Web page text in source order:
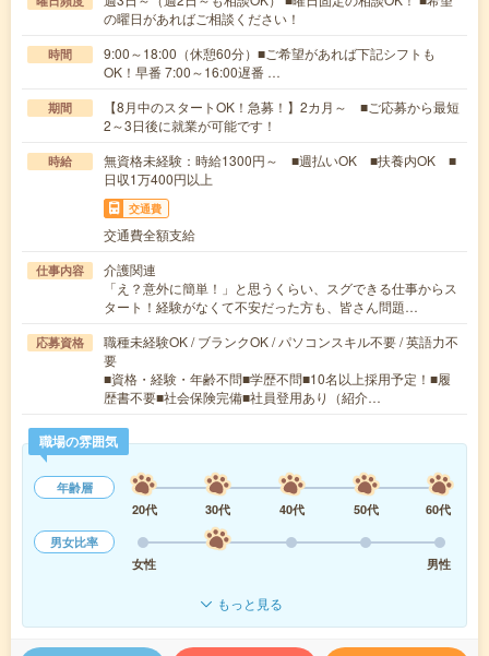
の曜日があればご相談ください！
時間
9:00～18:00（休憩60分）■ご希望があれば下記シフトも
OK！早番 7:00～16:00遅番 …
期間
【8月中のスタートOK！急募！】2カ月～ ■ご応募から最短
2～3日後に就業が可能です！
時給
無資格未経験：時給1300円～ ■週払いOK ■扶養内OK ■
日収1万400円以上
交通費
交通費全額支給
仕事内容
介護関連
「え？意外に簡単！」と思うくらい、スグできる仕事からス
タート！経験がなくて不安だった方も、皆さん問題…
応募資格
職種未経験OK / ブランクOK / パソコンスキル不要 / 英語力不
要
■資格・経験・年齢不問■学歴不問■10名以上採用予定！■履
歴書不要■社会保険完備■社員登用あり（紹介…
職場の雰囲気
年齢層
20代
30代 40代 50代
60代
男女比率
女性
男性
もっと見る